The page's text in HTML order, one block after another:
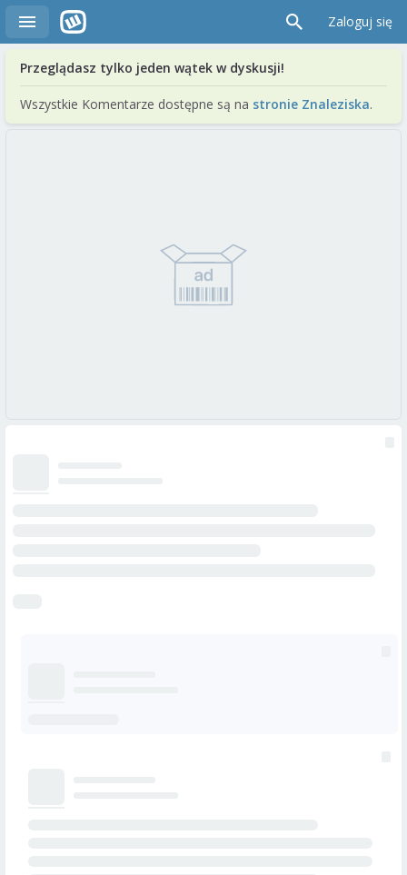
Zaloguj się
Przeglądasz tylko jeden wątek w dyskusji!
Wszystkie Komentarze dostępne są na stronie Znaleziska.